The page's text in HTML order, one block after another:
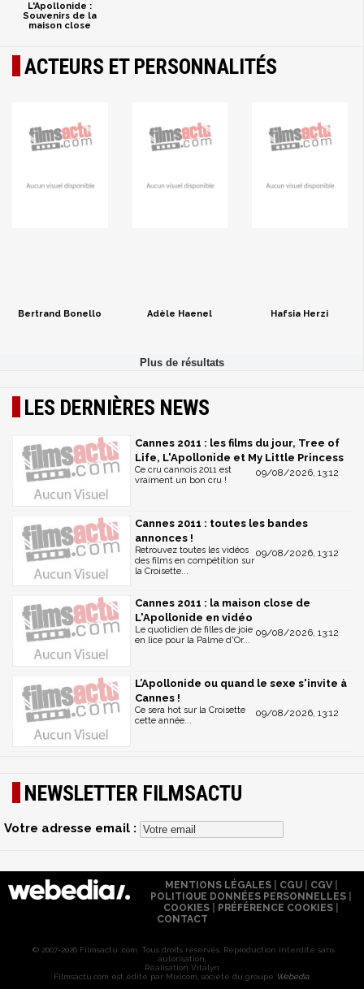
L'Apollonide :
Souvenirs de la
maison close
ACTEURS ET PERSONNALITÉS
Bertrand Bonello Adèle Haenel Hafsia Herzi
LES DERNIÈRES NEWS
Cannes 2011 : les films du jour, Tree of
Life, L'Apollonide et My Little Princess
09/08/2026, 13:12
Ce cru cannois 2011 est
vraiment un bon cru !
Cannes 2011 : toutes les bandes
annonces !
09/08/2026, 13:12
Retrouvez toutes les vidéos
des films en compétition sur
la Croisette...
Cannes 2011 : la maison close de
L'Apollonide en vidéo
09/08/2026, 13:12
Le quotidien de filles de joie
en lice pour la Palme d'Or...
L’Apollonide ou quand le sexe s'invite à
Cannes !
09/08/2026, 13:12
Ce sera hot sur la Croisette
cette année...
NEWSLETTER FILMSACTU
Votre adresse email :
MENTIONS LÉGALES| CGU| CGV|
POLITIQUE DONNÉES PERSONNELLES
COOKIES
PRÉFÉRENCE COOKIES
CONTACT
© 2007-2026 Filmsactu .com. Tous droits réservés. Reproduction interdite sans
autorisation.
Réalisation Vitalyn
Filmsactu .com est édité par Mixicom, société du groupe Webedia.